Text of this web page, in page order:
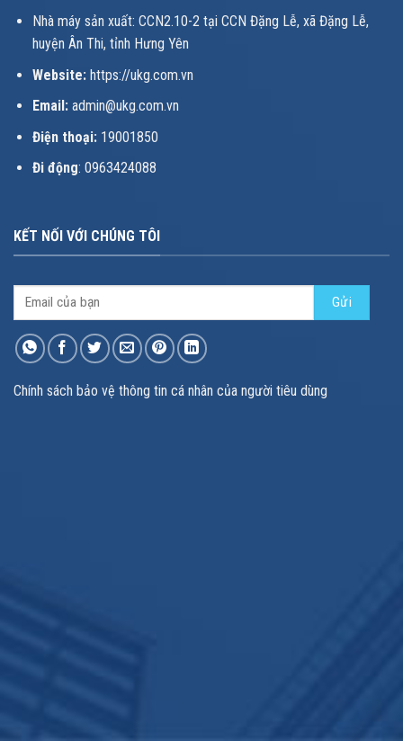
Nhà máy sản xuất: CCN2.10-2 tại CCN Đặng Lễ, xã Đặng Lễ,
huyện Ân Thi, tỉnh Hưng Yên
Website: https://ukg.com.vn
Email: admin@ukg.com.vn
Điện thoại: 19001850
Đi động: 0963424088
KẾT NỐI VỚI CHÚNG TÔI
Chính sách bảo vệ thông tin cá nhân của người tiêu dùng